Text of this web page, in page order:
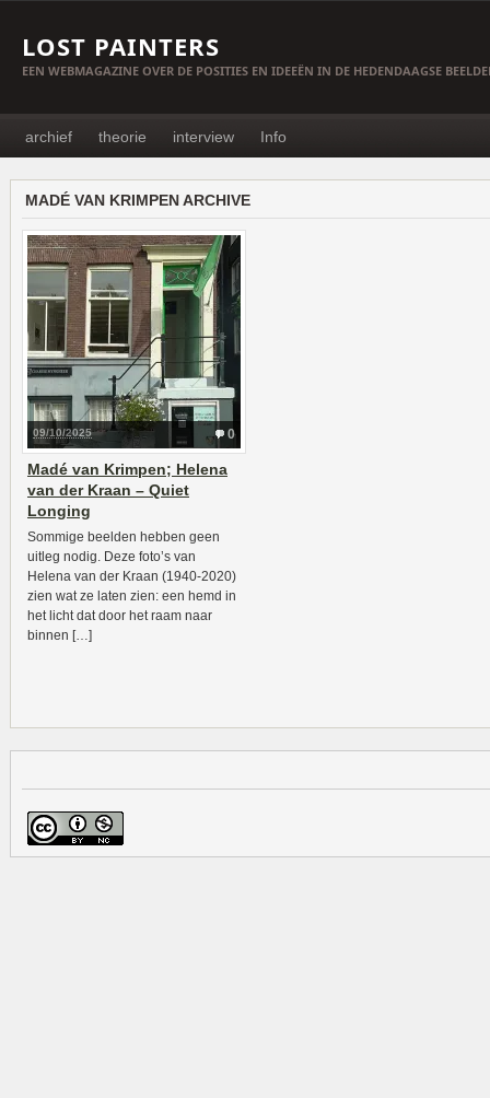
LOST PAINTERS
EEN WEBMAGAZINE OVER DE POSITIES EN IDEEËN IN DE HEDENDAAGSE
archief theorie interview Info
MADÉ VAN KRIMPEN ARCHIVE
0
09/10/2025
Madé van Krimpen; Helena
van der Kraan – Quiet
Longing
Sommige beelden hebben geen
uitleg nodig. Deze foto’s van
Helena van der Kraan (1940-2020)
zien wat ze laten zien: een hemd in
het licht dat door het raam naar
binnen […]